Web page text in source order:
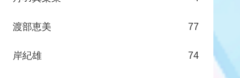
渡部恵美 77
岸紀雄 74